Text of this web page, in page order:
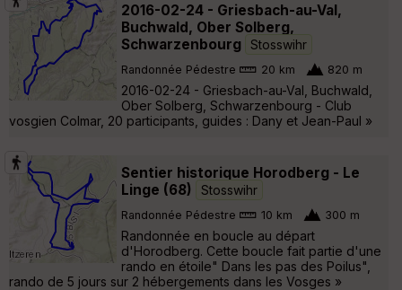
2016-02-24 - Griesbach-au-Val,
Buchwald, Ober Solberg,
Schwarzenbourg
Stosswihr
Randonnée Pédestre 20 km 820 m
2016-02-24 - Griesbach-au-Val, Buchwald,
Ober Solberg, Schwarzenbourg - Club
vosgien Colmar, 20 participants, guides : Dany et Jean-Paul »
Sentier historique Horodberg - Le
Linge (68)
Stosswihr
Randonnée Pédestre 10 km 300 m
Randonnée en boucle au départ
d'Horodberg. Cette boucle fait partie d'une
rando en étoile" Dans les pas des Poilus",
rando de 5 jours sur 2 hébergements dans les Vosges »